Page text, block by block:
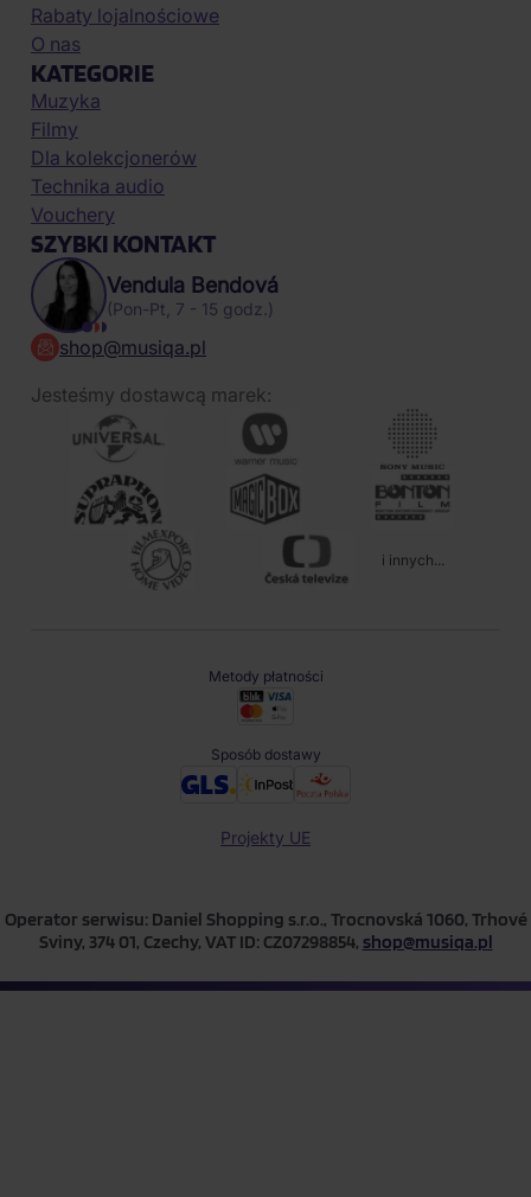
Rabaty lojalnościowe
O nas
KATEGORIE
Muzyka
Filmy
Dla kolekcjonerów
Technika audio
Vouchery
SZYBKI KONTAKT
Vendula Bendová
(Pon-Pt, 7 - 15 godz.)
shop@musiqa.pl
Jesteśmy dostawcą marek:
i innych...
Metody płatności
Sposób dostawy
Projekty UE
Operator serwisu: Daniel Shopping s.r.o., Trocnovská 1060, Trhové
Sviny, 374 01, Czechy, VAT ID: CZ07298854, shop@musiqa.pl